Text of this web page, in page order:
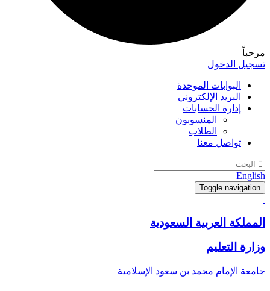
مرحباً
تسجيل الدخول
البوابات الموحدة
البريد الإلكتروني
إدارة الحسابات
المنسوبون
الطلاب
تواصل معنا
English
Toggle navigation
المملكة العربية السعودية
وزارة التعليم
جامعة الإمام محمد بن سعود الإسلامية